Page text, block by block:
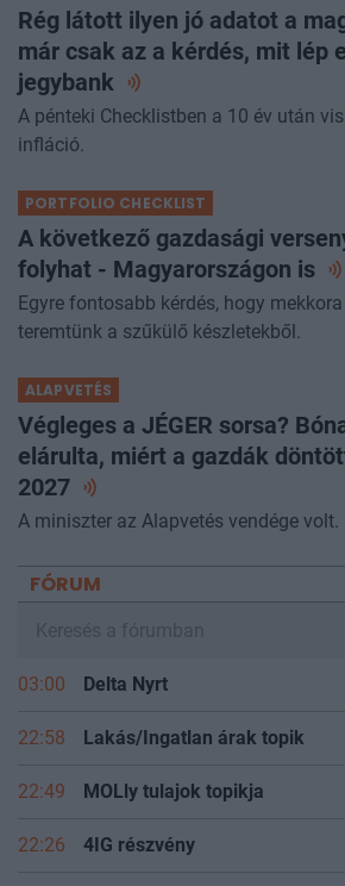
Rég látott ilyen jó adatot a
már csak az a kérdés, mit lép
jegybank
A pénteki Checklistben a 10 év után
infláció.
PORTFOLIO CHECKLIST
A következő gazdasági
folyhat - Magyarországon is
Egyre fontosabb kérdés, hogy
teremtünk a szűkülő készletekből.
ALAPVETÉS
Végleges a JÉGER sorsa?
elárulta, miért a gazdák
2027
A miniszter az Alapvetés vendége volt.
FÓRUM
03:00 Delta Nyrt
22:58 Lakás/Ingatlan árak topik
22:49 MOLly tulajok topikja
22:26 4IG részvény